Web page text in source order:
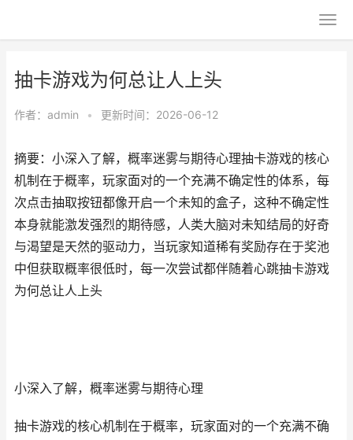
抽卡游戏为何总让人上头
作者： admin • 更新时间：2026-06-12
摘要：小深入了解，概率迷雾与期待心理抽卡游戏的核心
机制在于概率，玩家面对的一个充满不确定性的体系，每
次点击抽取按钮都像开启一个未知的盒子，这种不确定性
本身就能激发强烈的期待感，人类大脑对未知结局的好奇
与渴望是天然的驱动力，当玩家知道稀有奖励存在于奖池
中但获取概率很低时，每一次尝试都伴随着心跳抽卡游戏
为何总让人上头
小深入了解，概率迷雾与期待心理
抽卡游戏的核心机制在于概率，玩家面对的一个充满不确